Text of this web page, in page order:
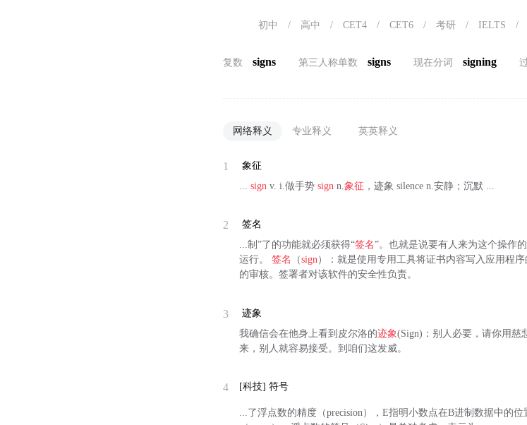
初中 / 高中 / CET4 / CET6 / 考研 / IELTS /
复数 signs 第三人称单数 signs 现在分词 signing
网络释义 专业释义 英英释义
1
象征
...sign v. i.做手势sign n.象征 ，迹象 silence n.安静；沉默 ...
2
签名
...制”了的功能就必须获得“签名”。也就是说要有人来为这个操作
运行。签名 （sign）：就是使用专用工具将证书内容写入应用程
的审核。签署者对该软件的安全性负责。
3
迹象
我确信会在他身上看到皮尔洛的迹象(Sign)：别人必要，请你用慈
来，别人就容易接受。到咱们这发威。
4 [科技] 符号
...了浮点数的精度（precision），E指明小数点在B进制数据中的